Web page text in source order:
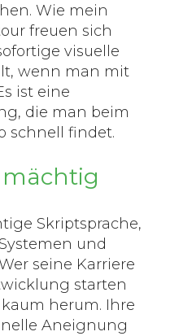
Wie mein
freuen sich
visuelle
wenn man mit
ist eine
die man beim
schnell findet.
mächtig
Skriptsprache,
und
seine Karriere
starten
herum. Ihre
Aneignung